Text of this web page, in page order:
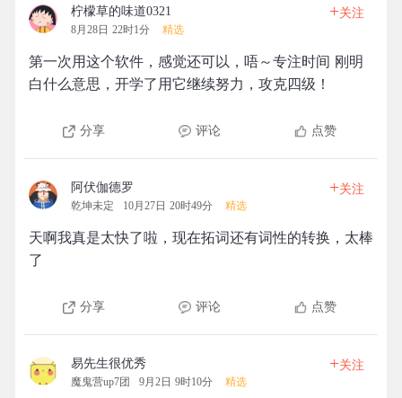
柠檬草的味道0321
8月28日 22时1分 精选
+关注
第一次用这个软件，感觉还可以，唔～专注时间 刚明
白什么意思，开学了用它继续努力，攻克四级！
分享 评论 点赞
阿伏伽德罗
乾坤未定 10月27日 20时49分 精选
+关注
天啊我真是太快了啦，现在拓词还有词性的转换，太棒
了
分享 评论 点赞
易先生很优秀
魔鬼营up7团 9月2日 9时10分 精选
+关注